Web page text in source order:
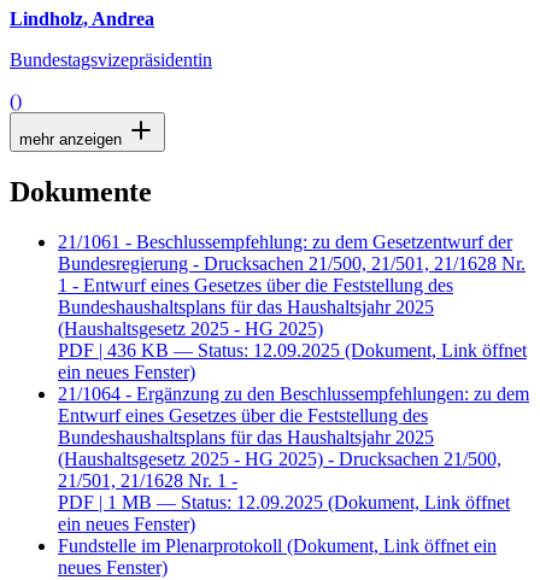
Lindholz, Andrea
Bundestagsvizepräsidentin
()
mehr anzeigen
Dokumente
21/1061 - Beschlussempfehlung: zu dem Gesetzentwurf der
Bundesregierung - Drucksachen 21/500, 21/501, 21/1628 Nr.
1 - Entwurf eines Gesetzes über die Feststellung des
Bundeshaushaltsplans für das Haushaltsjahr 2025
(Haushaltsgesetz 2025 - HG 2025)
PDF | 436 KB — Status: 12.09.2025 (Dokument, Link öffnet
ein neues Fenster)
21/1064 - Ergänzung zu den Beschlussempfehlungen: zu dem
Entwurf eines Gesetzes über die Feststellung des
Bundeshaushaltsplans für das Haushaltsjahr 2025
(Haushaltsgesetz 2025 - HG 2025) - Drucksachen 21/500,
21/501, 21/1628 Nr. 1 -
PDF | 1 MB — Status: 12.09.2025 (Dokument, Link öffnet
ein neues Fenster)
Fundstelle im Plenarprotokoll (Dokument, Link öffnet ein
neues Fenster)